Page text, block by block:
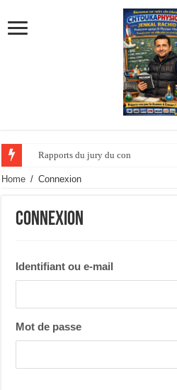
Rapports du jury du concours de l’ ag
Home / Connexion
Connexion
Identifiant ou e-mail
Mot de passe